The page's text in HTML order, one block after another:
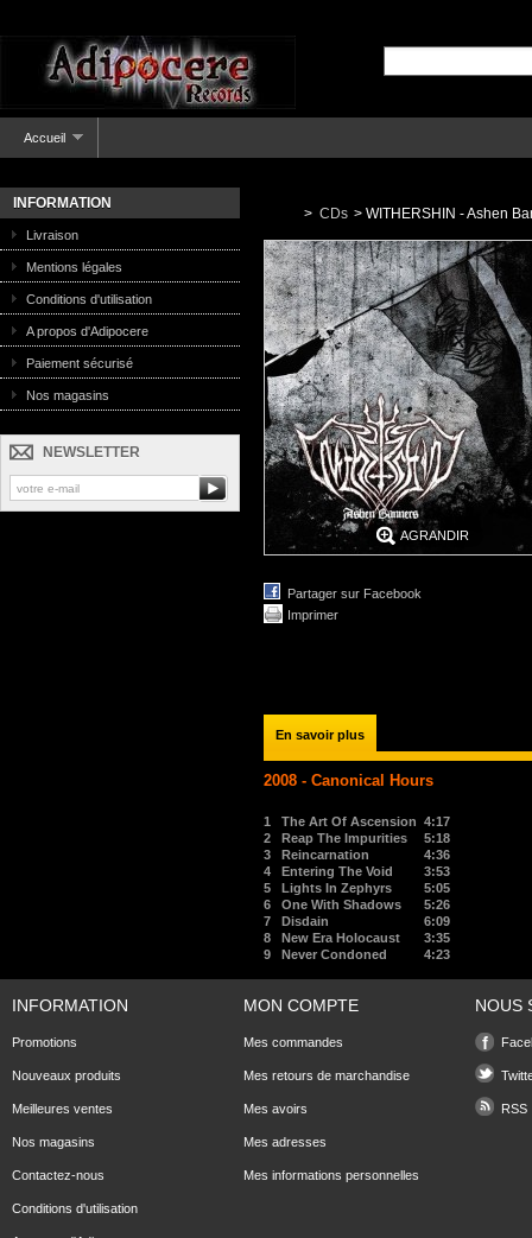
Accueil
INFORMATION
Livraison
Mentions légales
Conditions d'utilisation
A propos d'Adipocere
Paiement sécurisé
Nos magasins
NEWSLETTER
> CDs > WITHERSHIN - Ashen
AGRANDIR
Partager sur Facebook
Imprimer
En savoir plus
2008 - Canonical Hours
1 The Art Of Ascension 4:17
2
Reap The Impurities
5:18
3
Reincarnation
4:36
4
Entering The Void
3:53
5
Lights In Zephyrs
5:05
6
One With Shadows
5:26
7
Disdain
6:09
8
New Era Holocaust
3:35
9
Never Condoned 4:23
INFORMATION
Promotions
Nouveaux produits
Meilleures ventes
Nos magasins
Contactez-nous
Conditions d'utilisation
MON COMPTE
Mes commandes
Mes retours de marchandise
Mes avoirs
Mes adresses
Mes informations personnelles
NOUS
RSS